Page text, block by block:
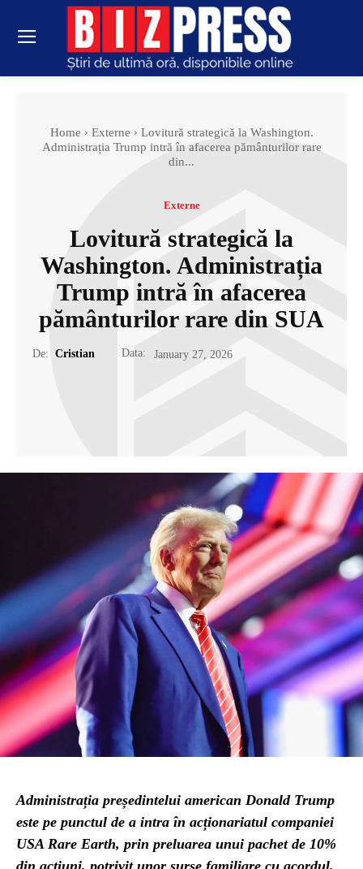
Home Externe
Lovitură strategică la Washington.
Administrația Trump intră în afacerea pământurilor rare
din...
Externe
Lovitură strategică la
Washington. Administrația
Trump intră în afacerea
pământurilor rare din SUA
De: Cristian Data: January 27, 2026
Administrația președintelui american Donald Trump
este pe punctul de a intra în acționariatul companiei
USA Rare Earth, prin preluarea unui pachet de 10%
din acțiuni, potrivit unor surse familiare cu acordul,